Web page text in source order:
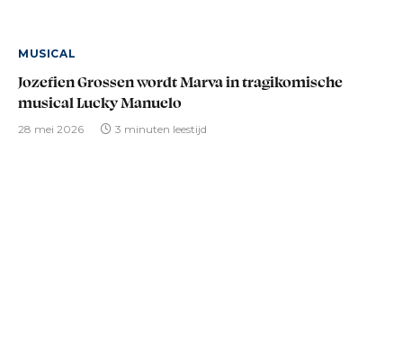
MUSICAL
Jozefien Grossen wordt Marva in tragikomische
musical Lucky Manuelo
28 mei 2026 3 minuten leestijd